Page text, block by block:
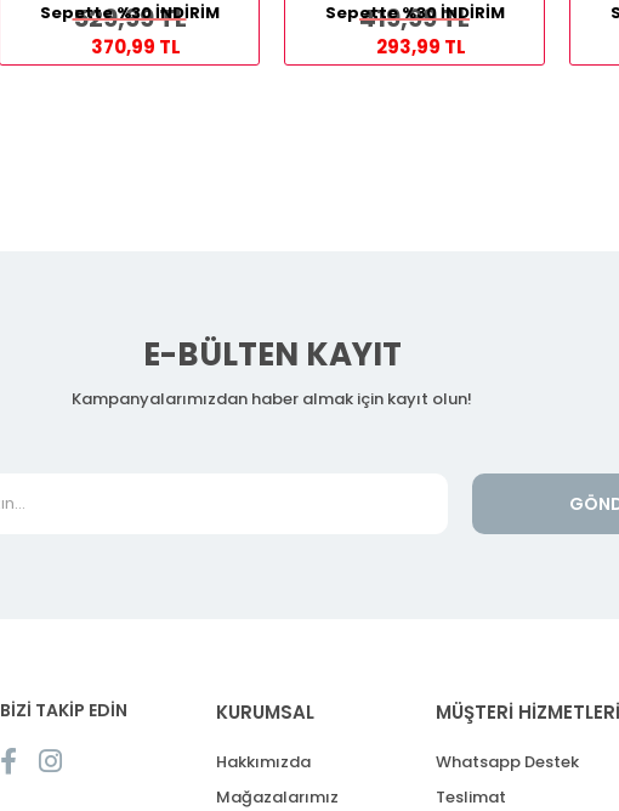
529,99 TL
Sepette %30 İNDİRİM
370,99 TL
419,99 TL
Sepette %30 İNDİRİM
293,99 TL
E-BÜLTEN KAYIT
Kampanyalarımızdan haber almak için kayıt olun!
BİZİ TAKİP EDİN KURUMSAL
Hakkımızda
Mağazalarımız
MÜŞTERİ HİZMETLERİ
Whatsapp Destek
Teslimat